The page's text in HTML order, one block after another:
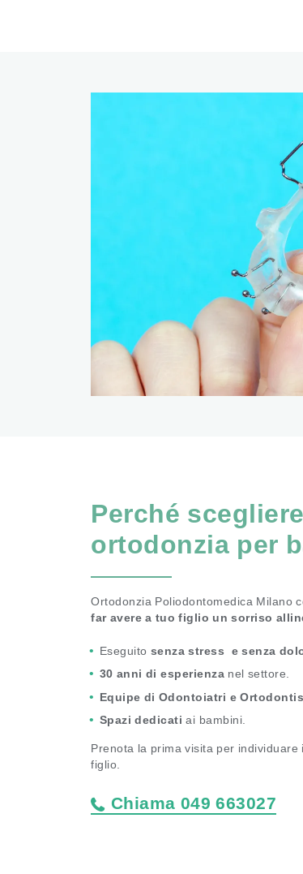
Perché
ortodonzia per
Ortodonzia Poliodontomedica Milano
far avere a tuo figlio un sorriso
Eseguito senza stress e senza
30 anni di esperienza nel settore.
Equipe di Odontoiatri e
Spazi dedicati ai bambini.
Prenota la prima visita per
figlio.
Chiama 049 663027